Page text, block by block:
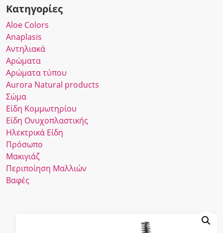
Κατηγορίες
Αloe Colors
Anaplasis
Αντηλιακά
Αρώματα
Αρώματα τύπου
Αurora Νatural products
Σώμα
Είδη Κομμωτηρίου
Είδη Ονυχοπλαστικής
Ηλεκτρικά Είδη
Πρόσωπο
Μακιγιάζ
Περιποίηση Μαλλιών
Βαφές